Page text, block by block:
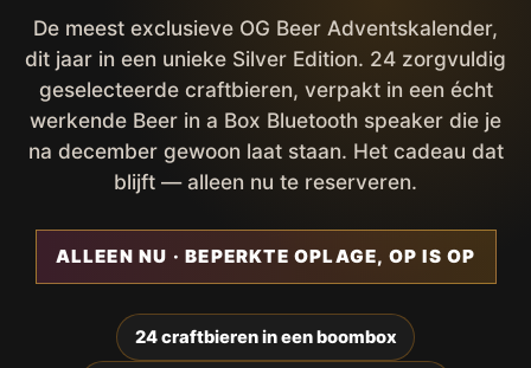
De meest exclusieve OG Beer Adventskalender,
dit jaar in een unieke Silver Edition. 24 zorgvuldig
geselecteerde craftbieren, verpakt in een écht
werkende Beer in a Box Bluetooth speaker die je
na december gewoon laat staan. Het cadeau dat
blijft — alleen nu te reserveren.
ALLEEN NU · BEPERKTE OPLAGE, OP IS OP
24 craftbieren in een boombox